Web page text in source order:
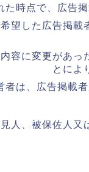
た時点で、広告
望した広告掲
容に変更があ
とによ
者は、広告掲載
人、被保佐人